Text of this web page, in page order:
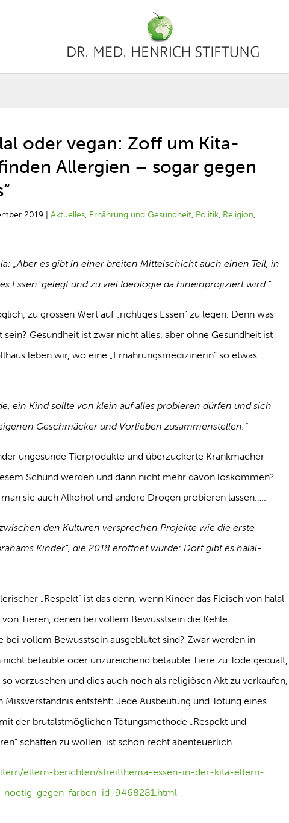
oder vegan: Zoff um Kita-
Allergien – sogar gegen
2019 |Aktuelles, Ernährung und Gesundheit, Politik, Religion,
„Aber es gibt in einer breiten Mittelschicht auch einen Teil, in
Essen‘ gelegt und zu viel Ideologie da hineinprojiziert wird.“
zu grossen Wert auf „richtiges Essen“ zu legen. Denn was
Gesundheit ist zwar nicht alles, aber ohne Gesundheit ist
leben wir, wo eine „Ernährungsmedizinerin“ so etwas
ein Kind sollte von klein auf alles probieren dürfen und sich
Geschmäcker und Vorlieben zusammenstellen.“
ungesunde Tierprodukte und überzuckerte Krankmacher
Schund werden und dann nicht mehr davon loskommen?
sie auch Alkohol und andere Drogen probieren lassen…..
den Kulturen versprechen Projekte wie die erste
Kinder“, die 2018 eröffnet wurde: Dort gibt es halal-
„Respekt“ ist das denn, wenn Kinder das Fleisch von halal-
Tieren, denen bei vollem Bewusstsein die Kehle
vollem Bewusstsein ausgeblutet sind? Zwar werden in
betäubte oder unzureichend betäubte Tiere zu Tode gequält,
vorzusehen und dies auch noch als religiösen Akt zu verkaufen,
entsteht: Jede Ausbeutung und Tötung eines
der brutalstmöglichen Tötungsmethode „Respekt und
schaffen zu wollen, ist schon recht abenteuerlich.
eltern-berichten/streitthema-essen-in-der-kita-eltern-
gegen-farben_id_9468281.html